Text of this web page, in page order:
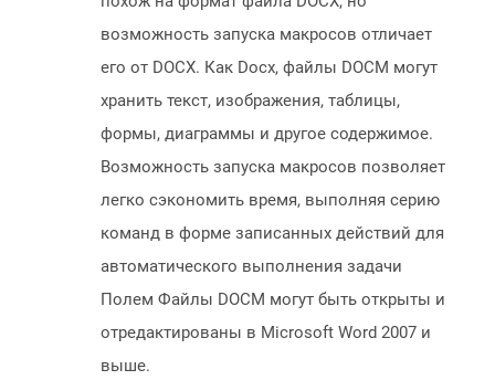
возможность запуска макросов отличает
его от DOCX. Как Docx, файлы DOCM могут
хранить текст, изображения, таблицы,
формы, диаграммы и другое содержимое.
Возможность запуска макросов позволяет
легко сэкономить время, выполняя серию
команд в форме записанных действий для
автоматического выполнения задачи
Полем Файлы DOCM могут быть открыты и
отредактированы в Microsoft Word 2007 и
выше.